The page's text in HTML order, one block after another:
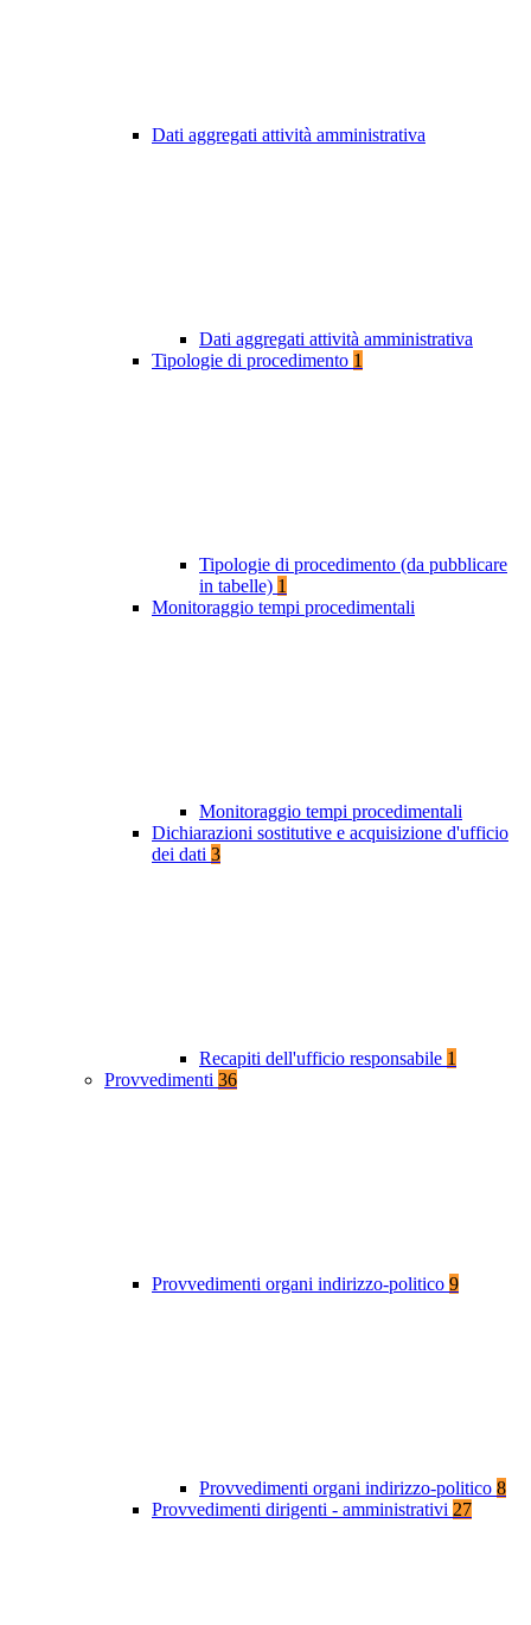
Dati aggregati attività amministrativa
Dati aggregati attività amministrativa
Tipologie di procedimento 1
Tipologie di procedimento (da pubblicare
in tabelle) 1
Monitoraggio tempi procedimentali
Monitoraggio tempi procedimentali
Dichiarazioni sostitutive e acquisizione d'ufficio
dei dati 3
Recapiti dell'ufficio responsabile 1
Provvedimenti 36
Provvedimenti organi indirizzo-politico 9
Provvedimenti organi indirizzo-politico 8
Provvedimenti dirigenti - amministrativi 27